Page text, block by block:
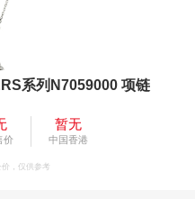
系列N7059000 项链
价
暂无
中国香港
，仅供参考